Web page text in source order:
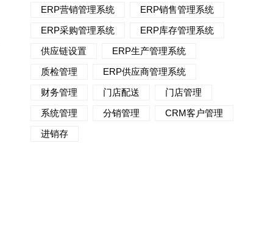
ERP营销管理系统
ERP销售管理系统
ERP采购管理系统
ERP库存管理系统
供应链设置
ERP生产管理系统
质检管理
ERP供应商管理系统
财务管理
门店配送
门店管理
系统管理
分销管理
CRM客户管理
进销存